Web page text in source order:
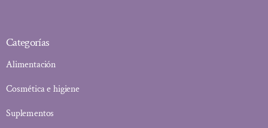
Categorías
Alimentación
Cosmética e higiene
Suplementos